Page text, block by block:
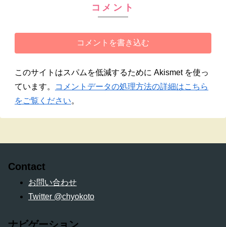
コメント
コメントを書き込む
このサイトはスパムを低減するために Akismet を使っ
ています。
コメントデータの処理方法の詳細はこちら
をご覧ください。
Contact
お問い合わせ
Twitter @chyokoto
ナビゲーション